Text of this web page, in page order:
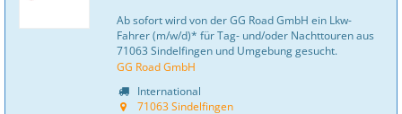
Ab sofort wird von der GG Road GmbH ein Lkw-
Fahrer (m/w/d)* für Tag- und/oder Nachttouren aus
71063 Sindelfingen und Umgebung gesucht.
GG Road GmbH
International
71063 Sindelfingen